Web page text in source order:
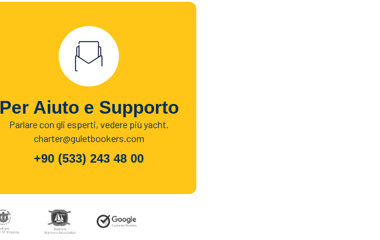
Per Aiuto e Supporto
Parlare con gli esperti, vedere più yacht.
charter@guletbookers.com
+90 (533) 243 48 00